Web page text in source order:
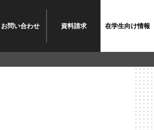
お問い合わせ 資料請求 在学生向け情報